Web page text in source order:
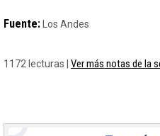
Fuente: Los Andes
1172 lecturas | Ver más notas de la